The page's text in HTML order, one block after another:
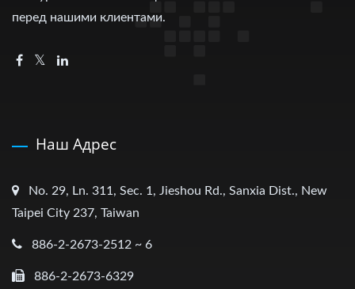
перед нашими клиентами.
Наш Адрес
No. 29, Ln. 311, Sec. 1, Jieshou Rd., Sanxia Dist., New
Taipei City 237, Taiwan
886-2-2673-2512 ~ 6
886-2-2673-6329